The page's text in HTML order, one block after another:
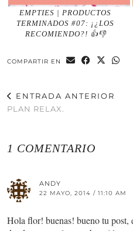
EMPTIES | PRODUCTOS
TERMINADOS #07: ¡¿LOS
RECOMIENDO?! 👍👎
COMPARTIR EN
ENTRADA ANTERIOR
PLAN RELAX.
1 COMENTARIO
ANDY
22 MAYO, 2014 / 11:10 AM
Hola flor! buenas! bueno tu post,